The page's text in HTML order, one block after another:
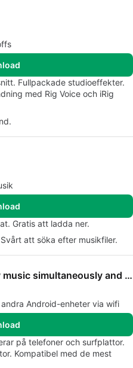
Fullpackade studioeffekter.
med Rig Voice och iRig
Gratis att ladda ner.
att söka efter musikfiler.
SoundSeeder -Play music simultaneously and in sync
Android-enheter via wifi
på telefoner och surfplattor.
Kompatibel med de mest